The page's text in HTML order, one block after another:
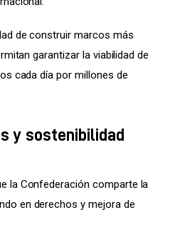
de construir marcos más
garantizar la viabilidad de
cada día por millones de
y sostenibilidad
la Confederación comparte la
en derechos y mejora de